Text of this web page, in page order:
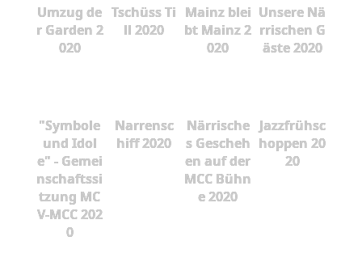
Umzug de
r Garden 2
020
Tschüss Ti
ll 2020
Mainz blei
bt Mainz 2
020
Unsere Nä
rrischen G
äste 2020
"Symbole
und Idol
e" - Gemei
nschaftssi
tzung MC
V-MCC 202
0
Narrensc
hiff 2020
Närrische
s Gescheh
en auf der
MCC Bühn
e 2020
Jazzfrühsc
hoppen 20
20